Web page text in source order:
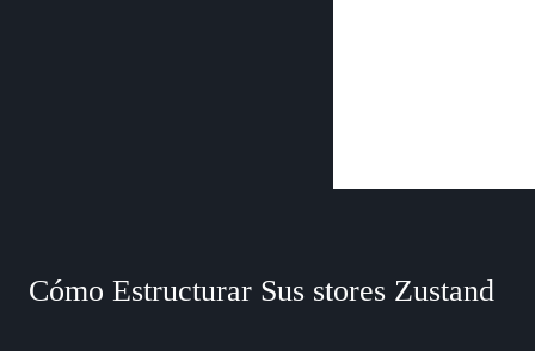
Cómo Estructurar Sus stores Zustand